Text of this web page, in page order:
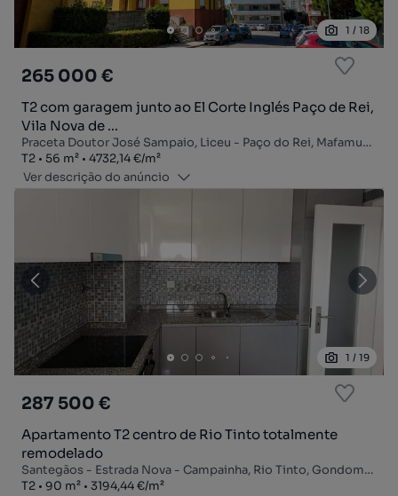
1 / 18
265 000 €
T2 com garagem junto ao El Corte Inglés Paço de Rei,
Vila Nova de ...
Praceta Doutor José Sampaio, Liceu - Paço do Rei, Mafamude e Vilar do Paraíso, Vila Nova de Gaia, Porto
Tipologia
T2
Zona56 m²
Preço por metro quadrado
4732,14 €/m²
Ver descrição do anúncio
1 / 19
287 500 €
Apartamento T2 centro de Rio Tinto totalmente
remodelado
Santegãos - Estrada Nova - Campainha, Rio Tinto, Gondomar, Porto
Tipologia
T2
Zona90 m²
Preço por metro quadrado
3194,44 €/m²